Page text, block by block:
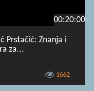
00:20:00
Prstačić: Znanja i
za...
1662